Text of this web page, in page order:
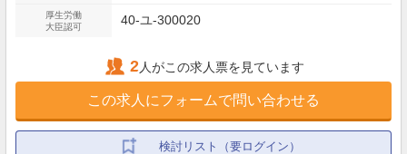
厚生労働
大臣認可
40-ユ-300020
2人がこの求人票を見ています
この求人にフォームで問い合わせる
検討リスト（要ログイン）